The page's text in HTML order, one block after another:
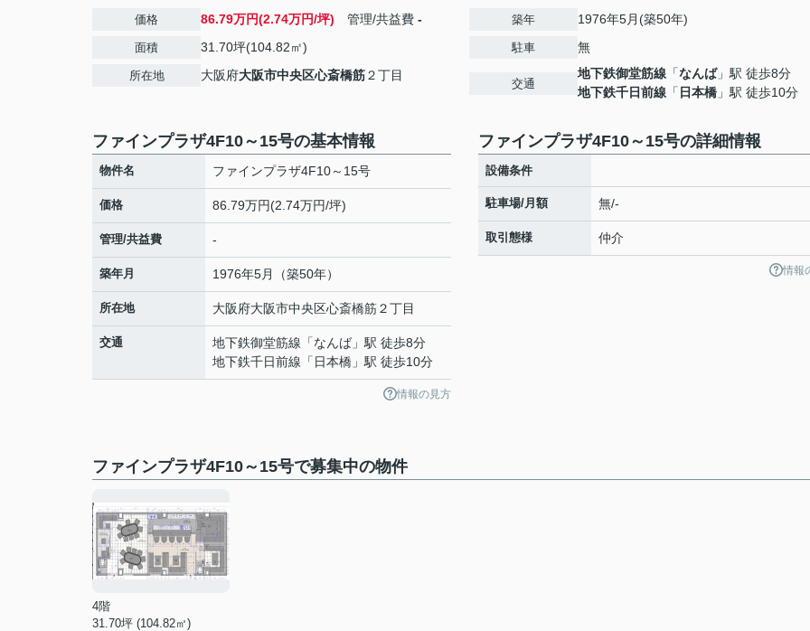
価格 86.79万円(2.74万円/坪) 管理/共益費 -
面積 31.70坪(104.82㎡)
所在地 大阪府大阪市中央区心斎橋筋２丁目
築年 1976年5月(築50年)
駐車 無
交通
地下鉄御堂筋線 「なんば」駅 徒歩8分
地下鉄千日前線 「 日本橋 」駅 徒歩10分
ファインプラザ4F10～15号の基本情報
物件名 ファインプラザ4F10～15号
価格 86.79万円(2.74万円/坪)
管理/共益費 -
築年月 1976年5月（築50年）
所在地 大阪府大阪市中央区心斎橋筋２丁目
交通 地下鉄御堂筋線 「なんば 」駅 徒歩8分
地下鉄千日前線 「 日本橋 」駅 徒歩10分
情報の見方
ファインプラザ4F10～15号の詳細情報
設備条件
駐車場/月額 無/-
取引態様 仲介
情報
ファインプラザ4F10～15号で募集中の物件
4階
31.70坪 (104.82㎡)